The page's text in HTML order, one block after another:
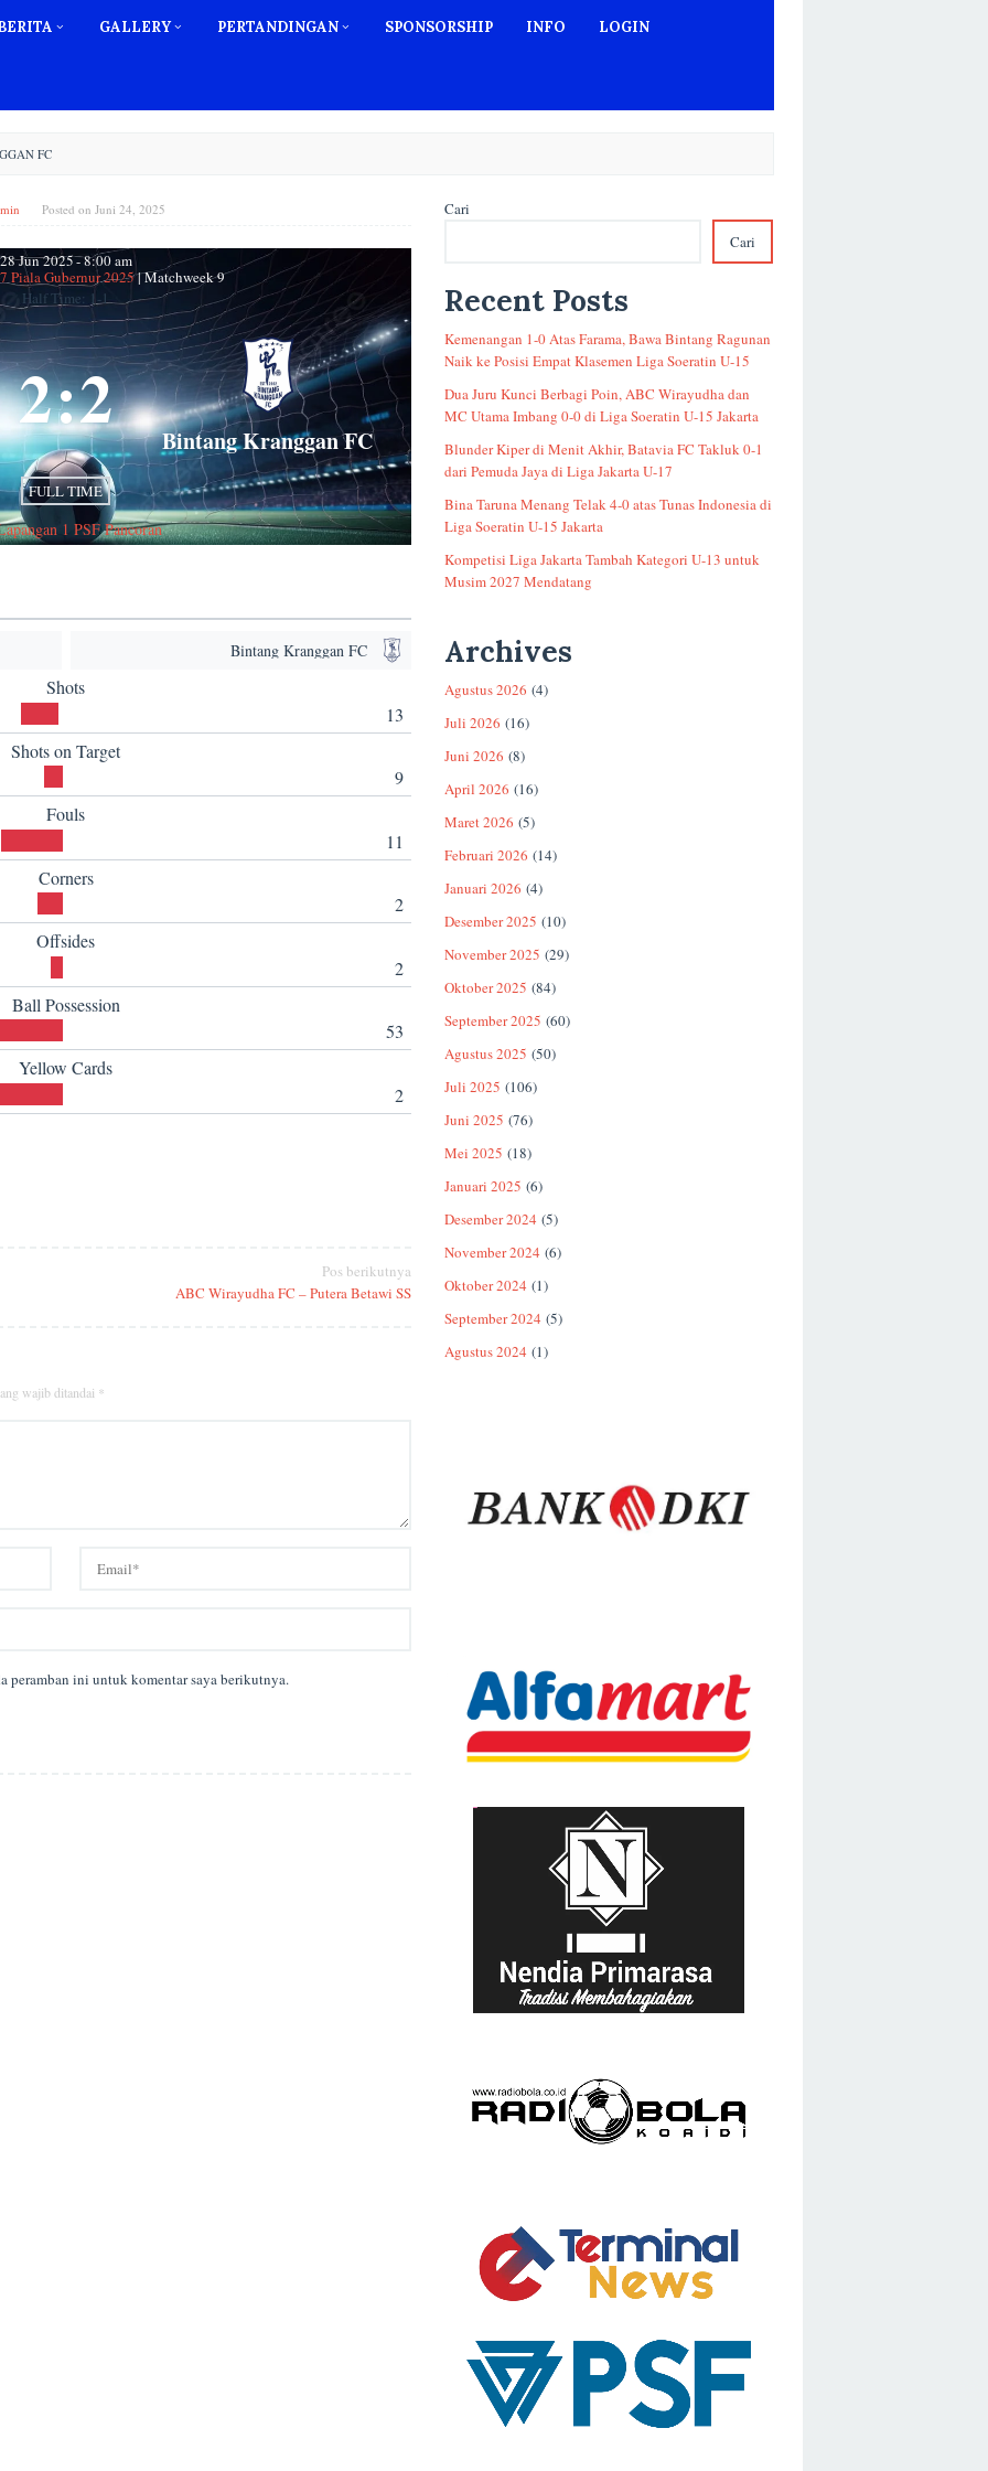
GALLERY PERTANDINGAN SPONSORSHIP INFO LOGIN
FC
Posted on Juni 24, 2025
28 Jun 2025-8:00 am
Piala Gubernur 2025| Matchweek 9
Half Time: 1-1
2:2 Bintang Kranggan FC
FULL TIME
1 PSF Pancoran
Bintang Kranggan FC
Shots
13
Shots on Target
9
Fouls
11
Corners
2
Offsides
2
Ball Possession
53
Yellow Cards
2
Pos berikutnya
ABC Wirayudha FC – Putera Betawi SS
wajib ditandai *
peramban ini untuk komentar saya berikutnya.
Cari
Cari
Recent Posts
Kemenangan 1-0 Atas Farama, Bawa Bintang Ragunan
Naik ke Posisi Empat Klasemen Liga Soeratin U-15
Dua Juru Kunci Berbagi Poin, ABC Wirayudha dan
MC Utama Imbang 0-0 di Liga Soeratin U-15 Jakarta
Blunder Kiper di Menit Akhir, Batavia FC Takluk 0-1
dari Pemuda Jaya di Liga Jakarta U-17
Bina Taruna Menang Telak 4-0 atas Tunas Indonesia di
Liga Soeratin U-15 Jakarta
Kompetisi Liga Jakarta Tambah Kategori U-13 untuk
Musim 2027 Mendatang
Archives
Agustus 2026 (4)
Juli 2026 (16)
Juni 2026 (8)
April 2026 (16)
Maret 2026 (5)
Februari 2026 (14)
Januari 2026 (4)
Desember 2025 (10)
November 2025 (29)
Oktober 2025 (84)
September 2025 (60)
Agustus 2025 (50)
Juli 2025 (106)
Juni 2025 (76)
Mei 2025 (18)
Januari 2025 (6)
Desember 2024 (5)
November 2024 (6)
Oktober 2024 (1)
September 2024 (5)
Agustus 2024 (1)